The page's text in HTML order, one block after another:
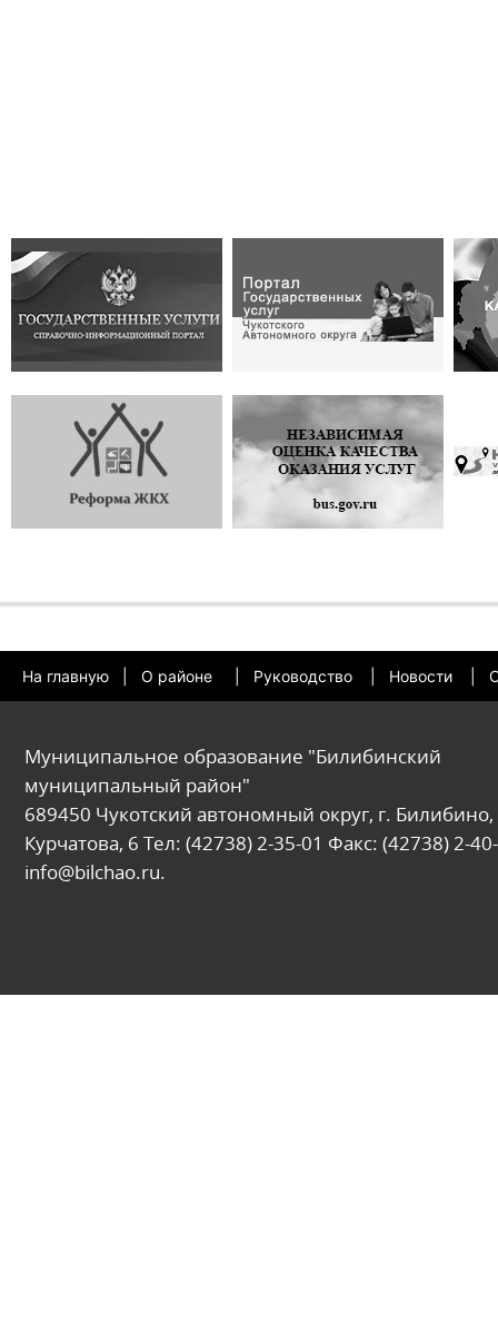
На главную О районе Руководство Новости
Муниципальное образование "Билибинский
муниципальный район"
689450 Чукотский автономный округ, г. Билибино,
Курчатова, 6 Тел: (42738) 2-35-01 Факс: (42738) 2-
info@bilchao.ru.